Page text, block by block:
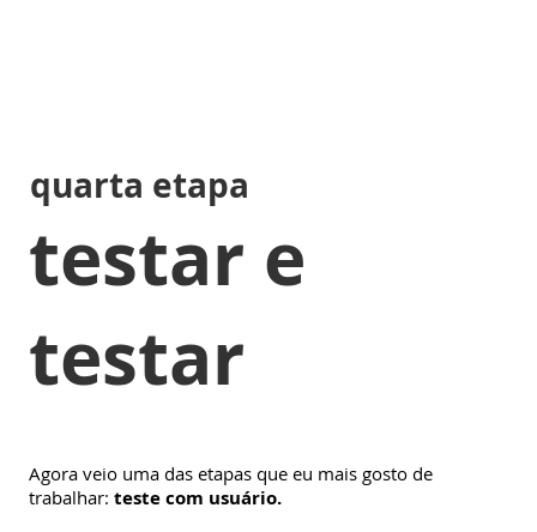
quarta etapa
testar e
testar
Agora veio uma das etapas que eu mais gosto de
trabalhar: teste com usuário.